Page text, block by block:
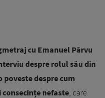
cu Emanuel Pârvu
despre rolul său din
despre cum
nefaste , care